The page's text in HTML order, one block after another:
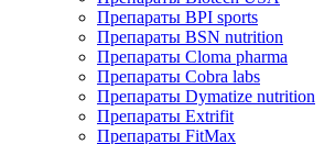
Препараты BPI sports
Препараты BSN nutrition
Препараты Cloma pharma
Препараты Cobra labs
Препараты Dymatize nutrition
Препараты Extrifit
Препараты FitMax